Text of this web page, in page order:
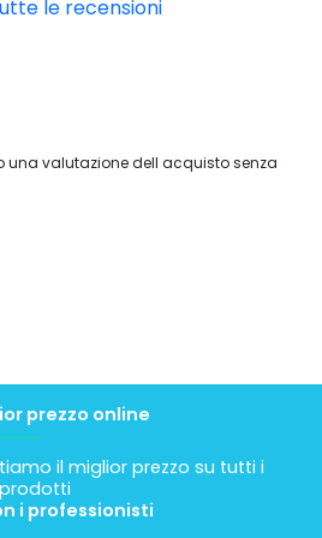
le recensioni
una valutazione dell acquisto senza
prezzo online
il miglior prezzo su tutti i
i professionisti